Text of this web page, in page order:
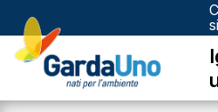
Gardauno
Spa